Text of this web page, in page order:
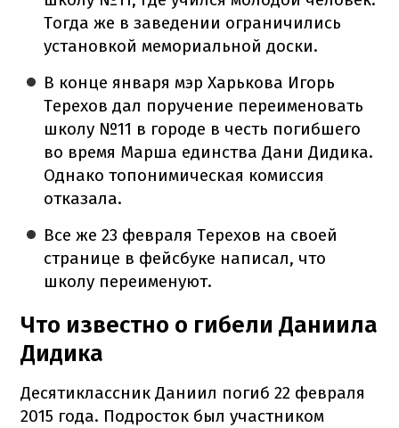
Тогда же в заведении ограничились
установкой мемориальной доски.
В конце января мэр Харькова Игорь
Терехов дал поручение переименовать
школу №11 в городе в честь погибшего
во время Марша единства Дани Дидика.
Однако топонимическая комиссия
отказала.
Все же 23 февраля Терехов на своей
странице в фейсбуке написал, что
школу переименуют.
Что известно о гибели Даниила
Дидика
Десятиклассник Даниил погиб 22 февраля
2015 года. Подросток был участником